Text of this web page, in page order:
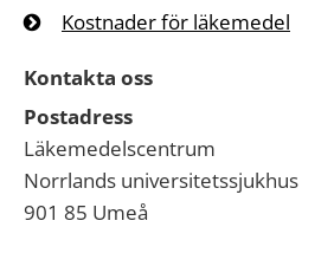
Kostnader för läkemedel
Kontakta oss
Postadress
Läkemedelscentrum
Norrlands universitetssjukhus
901 85 Umeå